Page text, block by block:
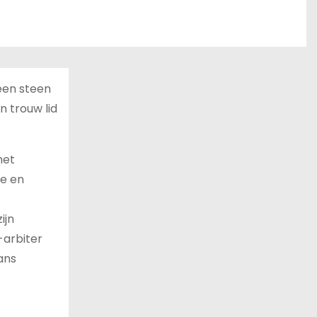
steen
trouw lid
en
arbiter